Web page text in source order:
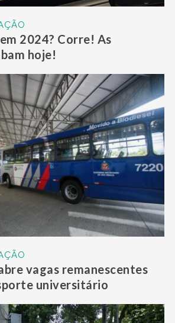
2024? Corre! As
hoje!
vagas remanescentes
universitário